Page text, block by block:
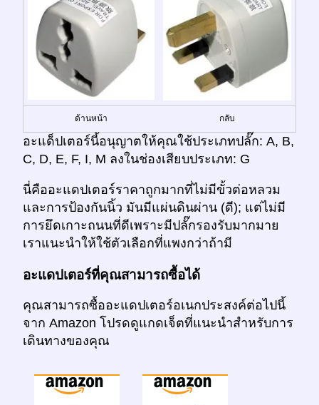
ด้านหน้า กลับ
อะแด็ปเตอร์นี้อนุญาตให้คุณใช้ประเภทปลั๊ก: A, B,
C, D, E, F, I, M ลงในช่องเสียบประเภท: G
นี่คืออะแดปเตอร์ราคาถูกมากที่ไม่มีขั้วต่อหลวม
และการป้องกันนิ้ว มันมีแผ่นดินผ่าน (ดี); แต่ไม่มี
การยึดเกาะถนนที่ดีเพราะมีปลั๊กรองรับมากมาย
เราแนะนำให้ใช้ตัวเลือกที่แพงกว่าถ้ามี
อะแดปเตอร์ที่คุณสามารถซื้อได้
คุณสามารถซื้ออะแดปเตอร์อเนกประสงค์ต่อไปนี้
จาก Amazon โปรดดูแกดเจ็ตที่แนะนำสำหรับการ
เดินทางของคุณ